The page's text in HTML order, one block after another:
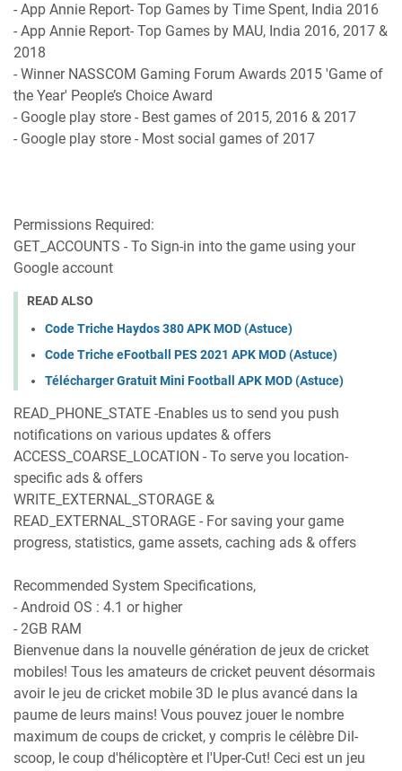
- App Annie Report- Top Games by Time Spent, India 2016
- App Annie Report- Top Games by MAU, India 2016, 2017 &
2018
- Winner NASSCOM Gaming Forum Awards 2015 'Game of
the Year' People’s Choice Award
- Google play store - Best games of 2015, 2016 & 2017
- Google play store - Most social games of 2017
Permissions Required:
GET_ACCOUNTS - To Sign-in into the game using your
Google account
READ ALSO
Code Triche Haydos 380 APK MOD (Astuce)
Code Triche eFootball PES 2021 APK MOD (Astuce)
Télécharger Gratuit Mini Football APK MOD (Astuce)
READ_PHONE_STATE -Enables us to send you push
notifications on various updates & offers
ACCESS_COARSE_LOCATION - To serve you location-
specific ads & offers
WRITE_EXTERNAL_STORAGE &
READ_EXTERNAL_STORAGE - For saving your game
progress, statistics, game assets, caching ads & offers
Recommended System Specifications,
- Android OS : 4.1 or higher
- 2GB RAM
Bienvenue dans la nouvelle génération de jeux de cricket
mobiles! Tous les amateurs de cricket peuvent désormais
avoir le jeu de cricket mobile 3D le plus avancé dans la
paume de leurs mains! Vous pouvez jouer le nombre
maximum de coups de cricket, y compris le célèbre Dil-
scoop, le coup d'hélicoptère et l'Uper-Cut! Ceci est un jeu